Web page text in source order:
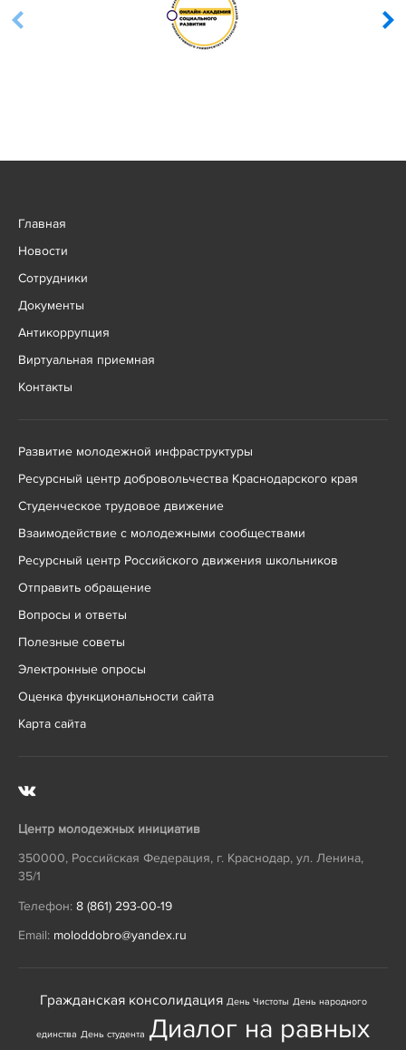
Главная
Новости
Сотрудники
Документы
Антикоррупция
Виртуальная приемная
Контакты
Развитие молодежной инфраструктуры
Ресурсный центр добровольчества Краснодарского края
Студенческое трудовое движение
Взаимодействие с молодежными сообществами
Ресурсный центр Российского движения школьников
Отправить обращение
Вопросы и ответы
Полезные советы
Электронные опросы
Оценка функциональности сайта
Карта сайта
Центр молодежных инициатив
350000, Российская Федерация, г. Краснодар, ул. Ленина,
35/1
Телефон: 8 (861) 293-00-19
Email: moloddobro@yandex.ru
Гражданская консолидация День Чистоты День народного
единства День студента Диалог на равных